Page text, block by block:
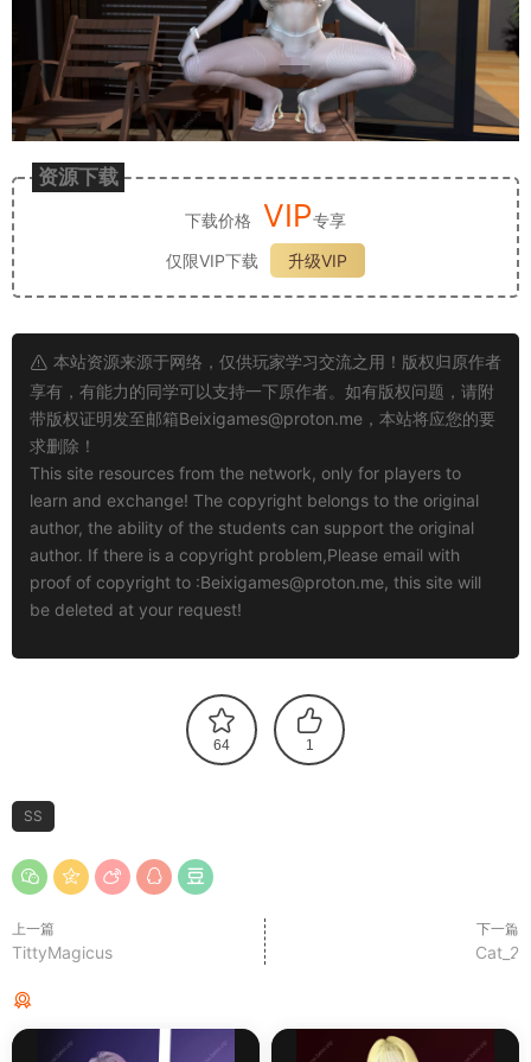
资源下载
下载价格 VIP专享
仅限VIP下载
升级VIP
本站资源来源于网络，仅供玩家学习交流之用！版权归原作者
享有，有能力的同学可以支持一下原作者。如有版权问题，请附
带版权证明发至邮箱Beixigames@proton.me ，本站将应您的要
求删除！
This site resources from the network, only for players to
learn and exchange! The copyright belongs to the original
author, the ability of the students can support the original
author. If there is a copyright problem,Please email with
proof of copyright to :Beixigames@proton.me, this site will
be deleted at your request!
64 1
SS
上一篇
TittyMagicus
下一篇
Cat_2